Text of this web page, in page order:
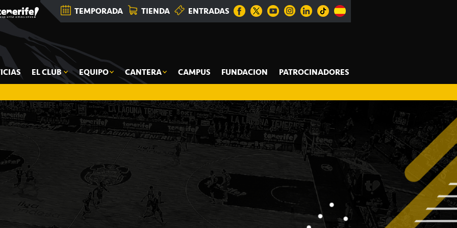
TEMPORADA TIENDA ENTRADAS
EL CLUB EQUIPO CANTERA CAMPUS FUNDACION PATROCINADORES